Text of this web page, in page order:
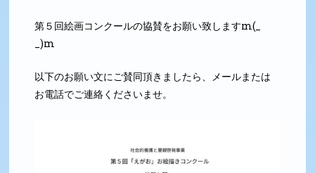
第５回絵画コンクールの協賛をお願い致しますm(_
_)m
以下のお願い文にご賛同頂きましたら、メールまたは
お電話でご連絡くださいませ。